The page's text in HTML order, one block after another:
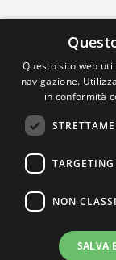
Questo sito web
navigazione.
in conformità
TARGETING
NON
SALVA